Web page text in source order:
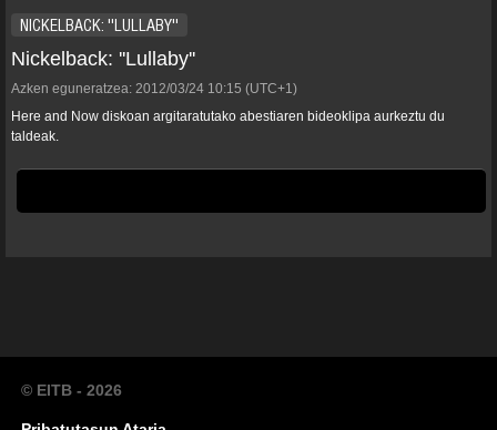
NICKELBACK: ''LULLABY''
Nickelback: ''Lullaby''
Azken eguneratzea: 2012/03/24 10:15 (UTC+1)
Here and Now diskoan argitaratutako abestiaren bideoklipa aurkeztu du
taldeak.
© EITB - 2026